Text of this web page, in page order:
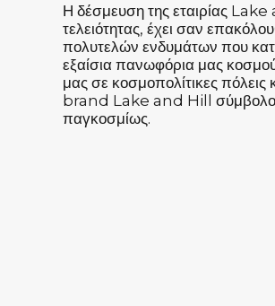
Η δέσμευση της εταιρίας
τελειότητας, έχει σαν
πολυτελών ενδυμάτων που
εξαίσια πανωφόρια μας
μας σε κοσμοπολίτικες
brand Lake and Hill σύμβολο
παγκοσμίως.